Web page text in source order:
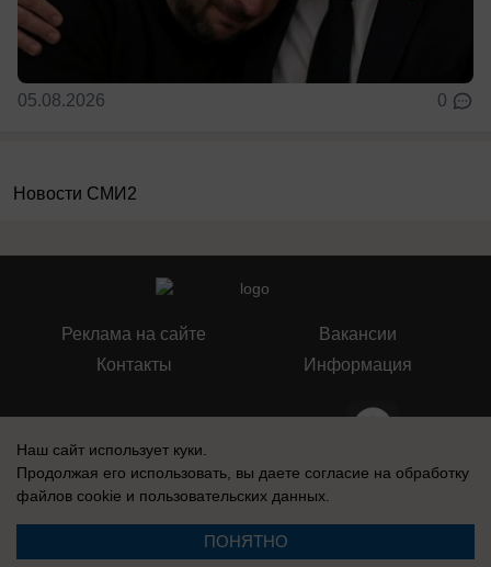
05.08.2026 0
Новости СМИ2
Реклама на сайте
Контакты
Вакансии
Информация
СМИ Блокнот Ставрополь зарегистрировано Федеральной службой по
надзору в сфере связи, информационных технологий и массовых
Эл № ФС77-76032 от 12 июля 2019 г. (Первоначальное свидетельство
Эл № ФС77-62273 от 03 июля 2015 г.)
Наш сайт использует куки.
Продолжая его использовать, вы даете согласие на обработку
файлов cookie и пользовательских данных.
ПОНЯТНО